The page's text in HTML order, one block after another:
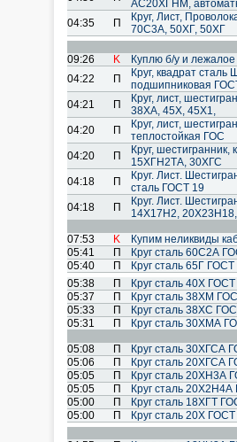
АС20ХГНМ,
04:35
П
Круг, Лист,
70С3А, 50ХГ, 50ХГ
09:26 K
Куплю б/у и
04:22
П
Круг, квадрат
подшипниковая
04:21
П
Круг, лист,
38ХА, 45Х, 45Х1,
04:20
П
Круг, лист,
теплостойкая ГОС
04:20
П
Круг,
15ХГН2ТА, 30ХГС
04:18
П
Круг. Лист.
сталь ГОСТ 19
04:18
П
Круг. Лист.
14Х17Н2,
07:53 K
Купим неликвиды
05:41
П
Круг сталь 60С2А
05:40
П
Круг сталь 65Г
05:38
П
Круг сталь 40Х
05:37
П
Круг сталь 38ХМ
05:33
П
Круг сталь 38ХС
05:31
П Круг сталь 30ХМА
05:08 П
Круг сталь 30ХГСА
05:06
П
Круг сталь 20ХГСА
05:05
П
Круг сталь 20ХН3А
05:05
П
Круг сталь
05:00
П
Круг сталь 18ХГТ
05:00
П Круг сталь 20Х